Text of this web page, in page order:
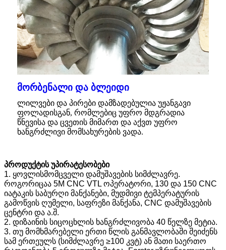
მორბენალი და ბლეიდი
ლილვები და პირები დამზადებულია უჟანგავი
ფოლადისგან, რომლებიც უფრო მდგრადია
წნევისა და ცვეთის მიმართ და აქვთ უფრო
ხანგრძლივი მომსახურების ვადა.
პროდუქტის უპირატესობები
1. ყოვლისმომცველი დამუშავების სიმძლავრე.
როგორიცაა 5M CNC VTL ოპერატორი, 130 და 150 CNC
იატაკის საბურღი მანქანები, მუდმივი ტემპერატურის
გამოწვის ღუმელი, საფრეზი მანქანა, CNC დამუშავების
ცენტრი და ა.შ.
2. დიზაინის სიცოცხლის ხანგრძლივობა 40 წელზე მეტია.
3. თუ მომხმარებელი ერთი წლის განმავლობაში შეიძენს
სამ ერთეულს (სიმძლავრე ≥100 კვტ) ან მათი საერთო